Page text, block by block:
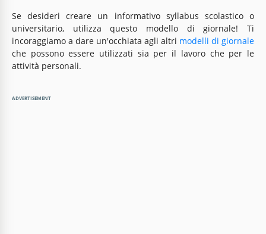
Se desideri creare un informativo syllabus scolastico o
universitario, utilizza questo modello di giornale! Ti
incoraggiamo a dare un'occhiata agli altri modelli di giornale
che possono essere utilizzati sia per il lavoro che per le
attività personali.
ADVERTISEMENT